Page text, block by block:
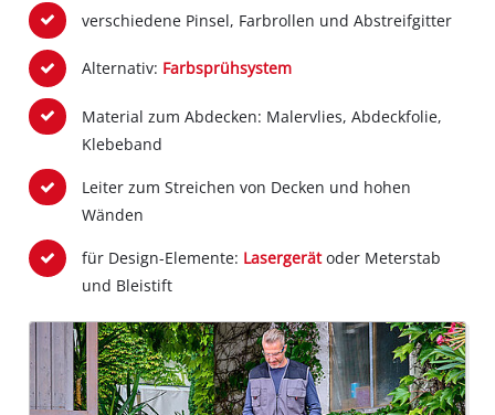
verschiedene Pinsel, Farbrollen und Abstreifgitter
Alternativ: Farbsprühsystem
Material zum Abdecken: Malervlies, Abdeckfolie,
Klebeband
Leiter zum Streichen von Decken und hohen
Wänden
für Design-Elemente: Lasergerätoder Meterstab
und Bleistift